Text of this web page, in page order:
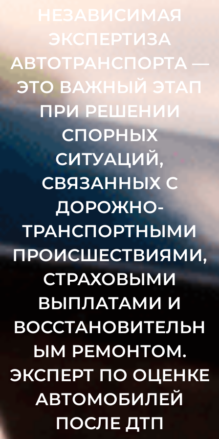
НЕЗАВИСИМАЯ
ЭКСПЕРТИЗА
АВТОТРАНСПОРТА —
ЭТО ВАЖНЫЙ ЭТАП
ПРИ РЕШЕНИИ
СПОРНЫХ
СИТУАЦИЙ,
СВЯЗАННЫХ С
ДОРОЖНО-
ТРАНСПОРТНЫМИ
ПРОИСШЕСТВИЯМИ,
СТРАХОВЫМИ
ВЫПЛАТАМИ И
ВОССТАНОВИТЕЛЬН
ЫМ РЕМОНТОМ.
ЭКСПЕРТ ПО ОЦЕНКЕ
АВТОМОБИЛЕЙ
ПОСЛЕ ДТП